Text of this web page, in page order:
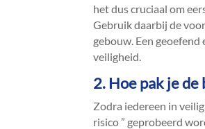
het dus cruciaal om
Gebruik daarbij de
gebouw.​ Een
veiligheid.​
2.​ Hoe pak je
Zodra iedereen in
risico ” geprobeerd